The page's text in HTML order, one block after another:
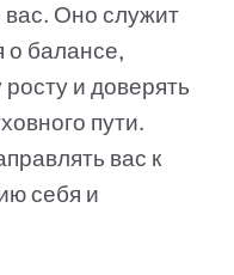
Оно служит
о балансе,
и доверять
пути.
вас к
себя и